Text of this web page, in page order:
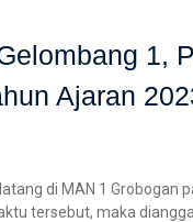
1,
Ajaran
di MAN 1 Grobogan
tersebut, maka